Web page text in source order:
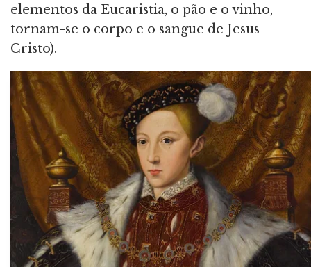
elementos da Eucaristia, o pão e o vinho,
tornam-se o corpo e o sangue de Jesus
Cristo).